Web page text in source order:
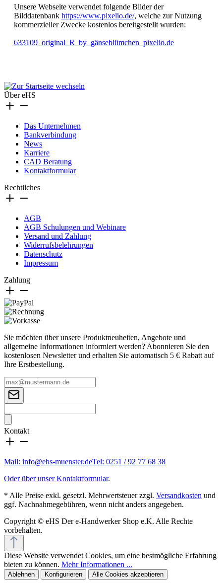
Unsere Webseite verwendet folgende Bilder der
Bilddatenbank https://www.pixelio.de/, welche zur Nutzung
kommerzieller Zwecke kostenlos bereitgestellt wurden:
633109_original_R_by_gänseblümchen_pixelio.de
Über eHS
Das Unternehmen
Bankverbindung
News
Karriere
CAD Beratung
Kontaktformular
Rechtliches
AGB
AGB Schulungen und Webinare
Versand und Zahlung
Widerrufsbelehrungen
Datenschutz
Impressum
Zahlung
Sie möchten über unsere Produktneuheiten, Angebote und
allgemeine Informationen informiert werden? Abonnieren Sie den
kostenlosen Newsletter und erhalten Sie automatisch 5 € Rabatt auf
Ihre Erstbestellung.
Kontakt
Mail: info@ehs-muenster.deTel: 0251 / 92 77 68 38
Oder über unser Kontaktformular.
* Alle Preise exkl. gesetzl. Mehrwertsteuer zzgl. Versandkosten und
ggf. Nachnahmegebühren, wenn nicht anders angegeben.
Copyright © eHS Der e-Handwerker Shop e.K. Alle Rechte
vorbehalten.
Diese Website verwendet Cookies, um eine bestmögliche Erfahrung
bieten zu können. Mehr Informationen ...
Ablehnen Konfigurieren Alle Cookies akzeptieren